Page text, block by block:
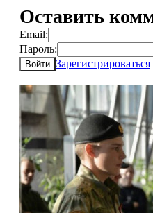
Оставить
Email:
Пароль:
Войти Зарегистрироваться